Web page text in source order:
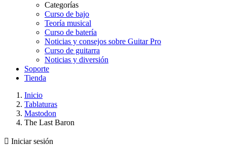
Categorías
Curso de bajo
Teoría musical
Curso de batería
Noticias y consejos sobre Guitar Pro
Curso de guitarra
Noticias y diversión
Soporte
Tienda
Inicio
Tablaturas
Mastodon
The Last Baron
 Iniciar sesión